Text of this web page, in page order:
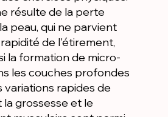
résulte de la perte
peau, qui ne parvient
de l'étirement,
la formation de micro-
les couches profondes
variations rapides de
grossesse et le